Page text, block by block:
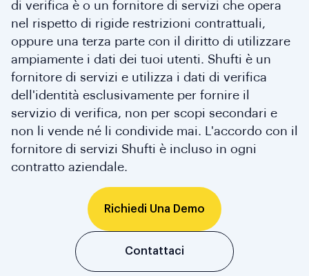
di verifica è o un fornitore di servizi che opera
nel rispetto di rigide restrizioni contrattuali,
oppure una terza parte con il diritto di utilizzare
ampiamente i dati dei tuoi utenti. Shufti è un
fornitore di servizi e utilizza i dati di verifica
dell'identità esclusivamente per fornire il
servizio di verifica, non per scopi secondari e
non li vende né li condivide mai. L'accordo con il
fornitore di servizi Shufti è incluso in ogni
contratto aziendale.
Richiedi Una Demo
Contattaci